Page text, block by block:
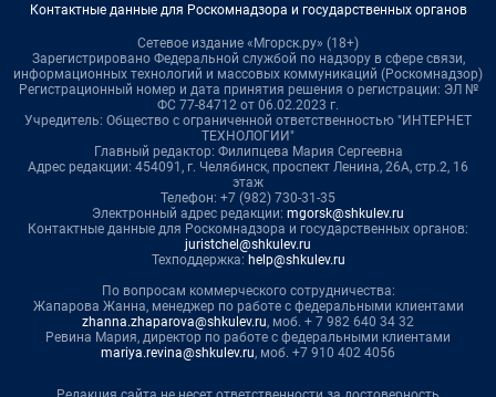
Контактные данные для Роскомнадзора и государственных органов
Сетевое издание «Мгорск.ру» (18+)
Зарегистрировано Федеральной службой по надзору в сфере связи,
информационных технологий и массовых коммуникаций (Роскомнадзор)
Регистрационный номер и дата принятия решения о регистрации: ЭЛ №
ФС 77-84712 от 06.02.2023 г.
Учредитель: Общество с ограниченной ответственностью "ИНТЕРНЕТ
ТЕХНОЛОГИИ"
Главный редактор: Филипцева Мария Сергеевна
Адрес редакции: 454091, г. Челябинск, проспект Ленина, 26А, стр.2, 16
этаж
Телефон: +7 (982) 730-31-35
Электронный адрес редакции: mgorsk@shkulev.ru
Контактные данные для Роскомнадзора и государственных органов:
juristchel@shkulev.ru
Техподдержка: help@shkulev.ru
По вопросам коммерческого сотрудничества:
Жапарова Жанна, менеджер по работе с федеральными клиентами
zhanna.zhaparova@shkulev.ru, моб. + 7 982 640 34 32
Ревина Мария, директор по работе с федеральными клиентами
mariya.revina@shkulev.ru, моб. +7 910 402 4056